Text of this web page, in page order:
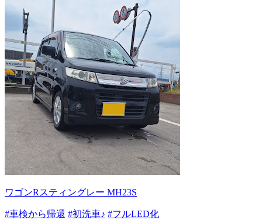
ワゴンRスティングレー MH23S
#車検から帰還 #初洗車♪ #フルLED化